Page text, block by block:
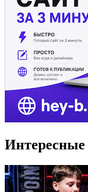
Интересные